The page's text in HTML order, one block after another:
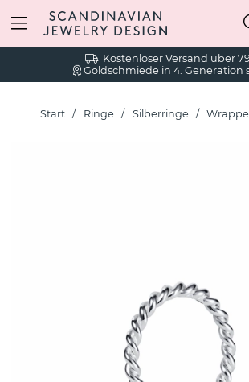
Kostenloser Versand über
Goldschmiede in 4. Generation
Start Ringe Silberringe